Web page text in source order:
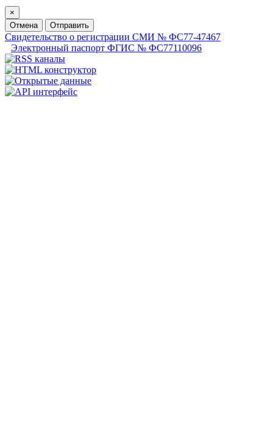
×
Отмена
Отправить
Свидетельство о регистрации СМИ № ФС77-47467
Электронный паспорт ФГИС № ФС77110096